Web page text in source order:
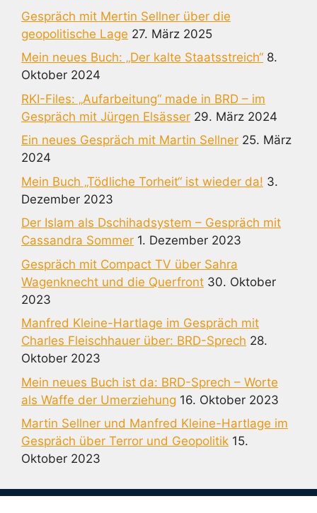
Gespräch mit Mertin Sellner über die
geopolitische Lage 27. März 2025
Mein neues Buch: „Der kalte Staatsstreich“ 8.
Oktober 2024
RKI-Files: „Aufarbeitung“ made in BRD – im
Gespräch mit Jürgen Elsässer 29. März 2024
Ein neues Gespräch mit Martin Sellner 25. März
2024
Mein Buch „Tödliche Torheit“ ist wieder da! 3.
Dezember 2023
Der Islam als Dschihadsystem – Gespräch mit
Cassandra Sommer 1. Dezember 2023
Gespräch mit Compact TV über Sahra
Wagenknecht und die Querfront 30. Oktober
2023
Manfred Kleine-Hartlage im Gespräch mit
Charles Fleischhauer über: BRD-Sprech 28.
Oktober 2023
Mein neues Buch ist da: BRD-Sprech – Worte
als Waffe der Umerziehung 16. Oktober 2023
Martin Sellner und Manfred Kleine-Hartlage im
Gespräch über Terror und Geopolitik 15.
Oktober 2023